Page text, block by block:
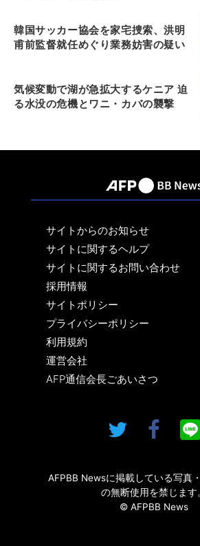
韓国サッカー協会を家宅捜索、洪明
甫前監督就任めぐり業務妨害の疑い
気候変動で湖が急拡大するケニア 迫
る水没の危機とワニ・カバの襲撃
サイトからのお知らせ
サイトに関するヘルプ
サイトに関するお問い合わせ
採用情報
サイトポリシー
プライバシーポリシー
利用規約
運営会社
AFP通信会長ごあいさつ
AFPBB Newsに掲載している写真
の無断使用を禁じます
© AFPBB News